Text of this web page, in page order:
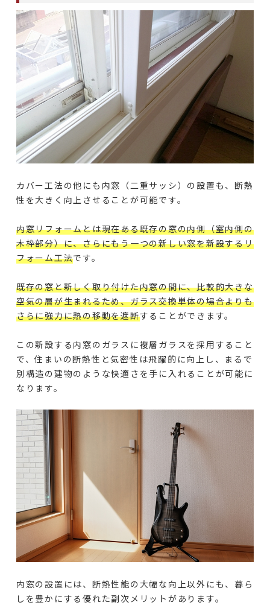
カバー工法の他にも内窓（二重サッシ）の設置も、断熱
性を大きく向上させることが可能です。
内窓リフォームとは現在ある既存の窓の内側（室内側の
木枠部分）に、さらにもう一つの新しい窓を新設するリ
フォーム工法です。
既存の窓と新しく取り付けた内窓の間に、比較的大きな
空気の層が生まれるため、ガラス交換単体の場合よりも
さらに強力に熱の移動を遮断することができます。
この新設する内窓のガラスに複層ガラスを採用すること
で、住まいの断熱性と気密性は飛躍的に向上し、まるで
別構造の建物のような快適さを手に入れることが可能に
なります。
内窓の設置には、断熱性能の大幅な向上以外にも、暮ら
しを豊かにする優れた副次メリットがあります。